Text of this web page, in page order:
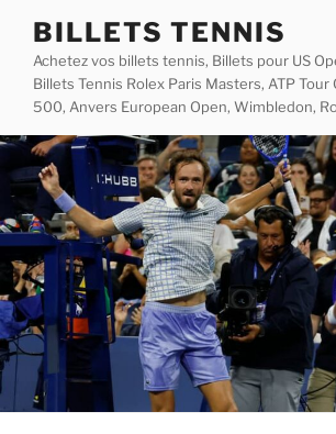
content
BILLETS TENNIS
Achetez vos billets tennis, Billets pour US
Billets Tennis Rolex Paris Masters, ATP
500, Anvers European Open, Wimbledon,